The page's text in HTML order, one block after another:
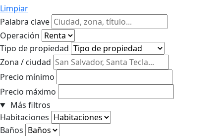
Limpiar
Palabra clave
Operación
Tipo de propiedad
Zona / ciudad
Precio mínimo
Precio máximo
Más filtros
Habitaciones
Baños